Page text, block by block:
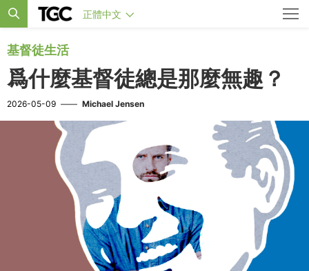
正體中文
基督徒生活
爲什麼基督徒總是那麼無趣？
2026-05-09 —— Michael Jensen